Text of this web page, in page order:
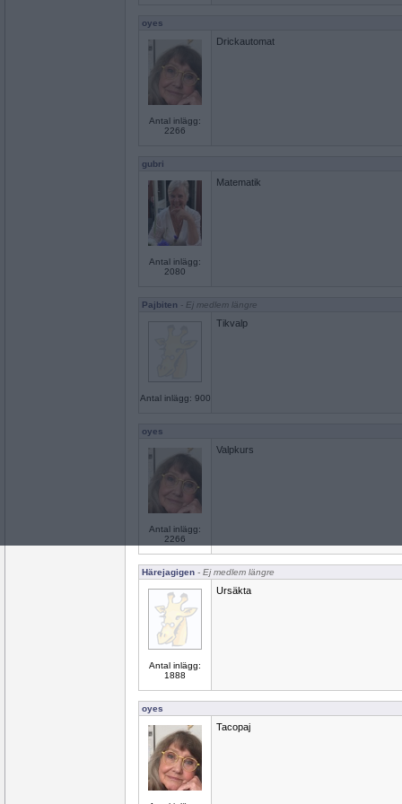
oyes
Antal inlägg:
2266
Drickautomat
gubri
Antal inlägg:
2080
Matematik
Pajbiten - Ej medlem längre
Antal inlägg: 900
Tikvalp
oyes
Antal inlägg:
2266
Valpkurs
Härejagigen - Ej medlem längre
Antal inlägg:
1888
Ursäkta
oyes
Tacopaj